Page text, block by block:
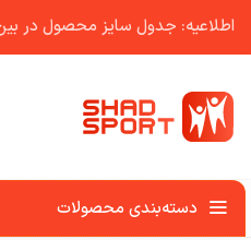
دسته‌بندی محصولات
اطلاعیه: جدول سایز محصول در